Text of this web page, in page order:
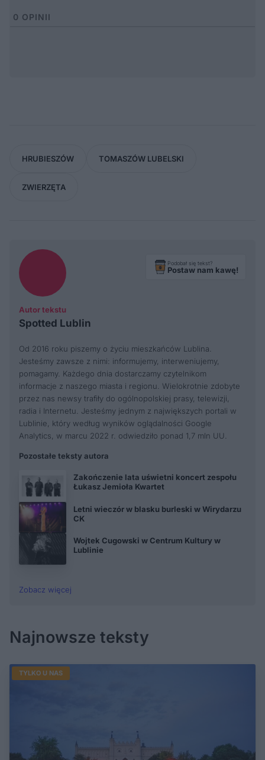
0 OPINII
HRUBIESZÓW TOMASZÓW LUBELSKI
ZWIERZĘTA
Autor tekstu
Spotted Lublin
Podobał się tekst?
Postaw nam kawę!
Od 2016 roku piszemy o życiu mieszkańców Lublina.
Jesteśmy zawsze z nimi: informujemy, interweniujemy,
pomagamy. Każdego dnia dostarczamy czytelnikom
informacje z naszego miasta i regionu. Wielokrotnie zdobyte
przez nas newsy trafiły do ogólnopolskiej prasy, telewizji,
radia i Internetu. Jesteśmy jednym z największych portali w
Lublinie, który według wyników oglądalności Google
Analytics, w marcu 2022 r. odwiedziło ponad 1,7 mln UU.
Pozostałe teksty autora
Zakończenie lata uświetni koncert zespołu
Łukasz Jemioła Kwartet
Letni wieczór w blasku burleski w Wirydarzu
CK
Wojtek Cugowski w Centrum Kultury w
Lublinie
Zobacz więcej
Najnowsze teksty
TYLKO U NAS